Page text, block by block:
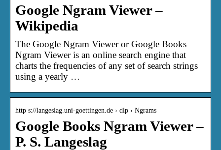
Google Ngram Viewer –
Wikipedia
The Google Ngram Viewer or Google Books
Ngram Viewer is an online search engine that
charts the frequencies of any set of search strings
using a yearly …
http s://langeslag.uni-goettingen.de › dlp › Ngrams
Google Books Ngram Viewer –
P. S. Langeslag